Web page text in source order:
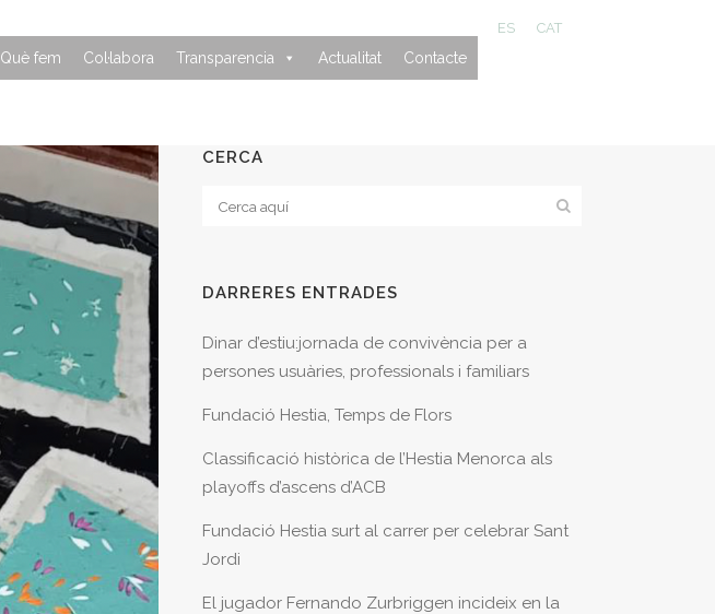
ES CAT
Què fem Col·labora Transparencia Actualitat Contacte
CERCA
DARRERES ENTRADES
Dinar d’estiu:jornada de convivència per a
persones usuàries, professionals i familiars
Fundació Hestia, Temps de Flors
Classificació històrica de l’Hestia Menorca als
playoffs d’ascens d’ACB
Fundació Hestia surt al carrer per celebrar Sant
Jordi
El jugador Fernando Zurbriggen incideix en la